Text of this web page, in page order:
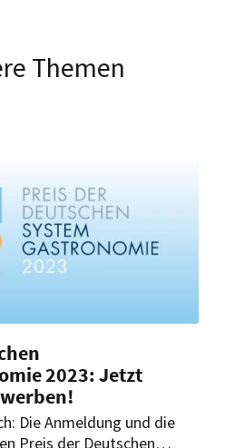
Themen
2023: Jetzt
Die Anmeldung und die
Preis der Deutschen